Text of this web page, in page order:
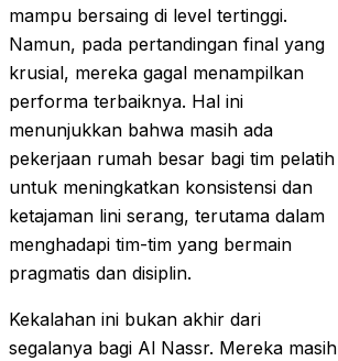
mampu bersaing di level tertinggi.
Namun, pada pertandingan final yang
krusial, mereka gagal menampilkan
performa terbaiknya. Hal ini
menunjukkan bahwa masih ada
pekerjaan rumah besar bagi tim pelatih
untuk meningkatkan konsistensi dan
ketajaman lini serang, terutama dalam
menghadapi tim-tim yang bermain
pragmatis dan disiplin.
Kekalahan ini bukan akhir dari
segalanya bagi Al Nassr. Mereka masih